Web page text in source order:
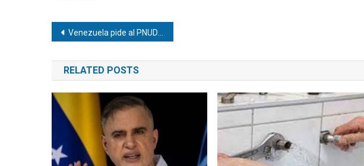
Navegación
de
entradas
Venezuela pide al PNUD su apoyo para impulsar programas de vivienda tras los terremotos
RELATED POSTS